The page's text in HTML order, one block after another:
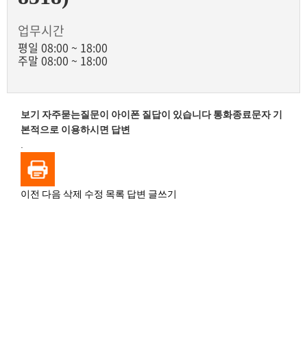
업무시간
평일 08:00 ~ 18:00
주말 08:00 ~ 18:00
보기 자주묻는질문이 아이폰 질답이 있습니다 통화종료문자 기
본적으로 이용하시면 답변
이전 다음 삭제 수정 목록 답변 글쓰기